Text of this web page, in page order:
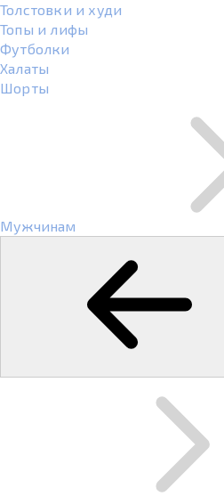
Толстовки и худи
Топы и лифы
Футболки
Халаты
Шорты
Мужчинам